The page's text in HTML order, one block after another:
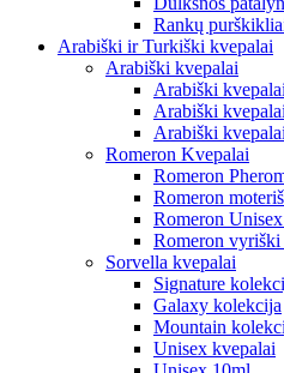
Rankų
Arabiški ir Turkiški kvepalai
Arabiški kvepalai
Arabiški
Arabiški
Arabiški
Romeron Kvepalai
Romeron
Romeron
Romeron
Romeron vyriški
Sorvella kvepalai
Signature
Galaxy kolekcija
Mountain
Unisex kvepalai